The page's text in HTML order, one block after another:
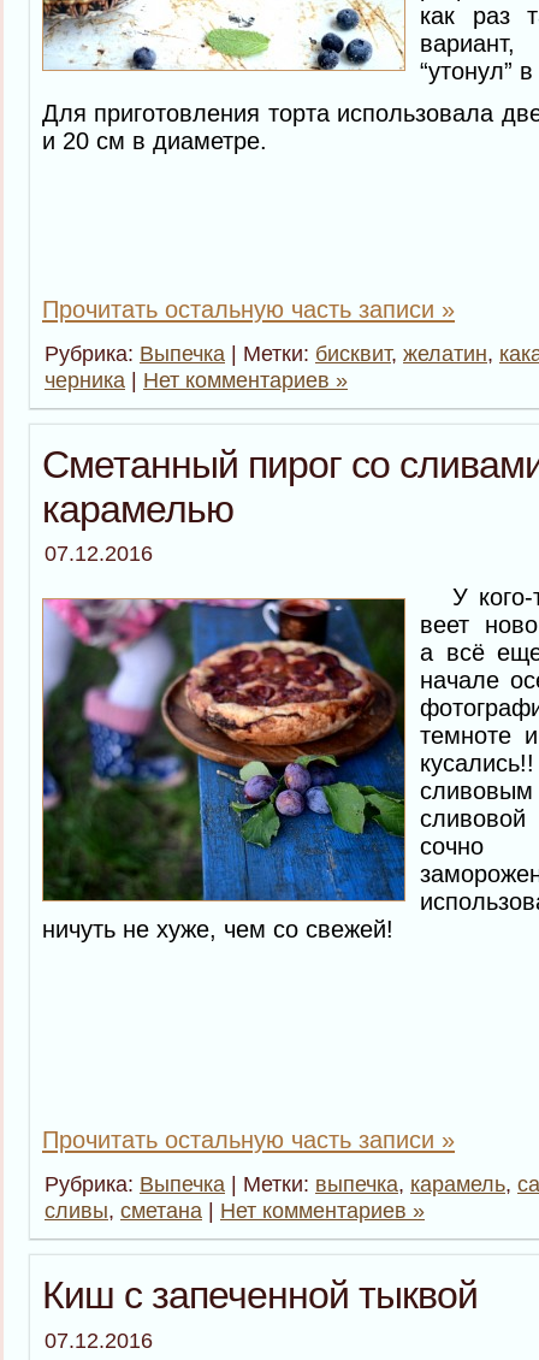
как раз
“утонул”
Для приготовления торта использовала
и 20 см в диаметре.
Прочитать остальную часть записи »
Рубрика: Выпечка | Метки: бисквит, желатин,
черника | Нет комментариев »
Сметанный пирог со
карамелью
07.12.2016
У кого-
веет
а всё
начале
темноте
сливовым
сочно
ничуть не хуже, чем со свежей!
Прочитать остальную часть записи »
Рубрика: Выпечка | Метки: выпечка, карамель,
сливы, сметана | Нет комментариев »
Киш с запеченной тыквой
07.12.2016